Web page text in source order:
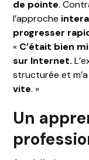
de pointe.
l’approche
progresser
« C’était bien
sur Internet.
structurée et
vite. »
Un